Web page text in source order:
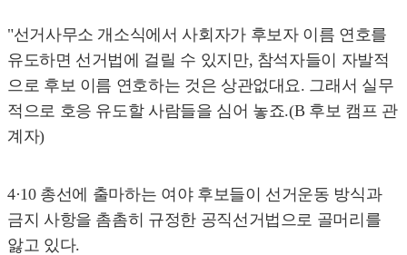
"선거사무소 개소식에서 사회자가 후보자 이름 연호를
유도하면 선거법에 걸릴 수 있지만, 참석자들이 자발적
으로 후보 이름 연호하는 것은 상관없대요. 그래서 실무
적으로 호응 유도할 사람들을 심어 놓죠.(B 후보 캠프 관
계자)
4·10 총선에 출마하는 여야 후보들이 선거운동 방식과
금지 사항을 촘촘히 규정한 공직선거법으로 골머리를
앓고 있다.